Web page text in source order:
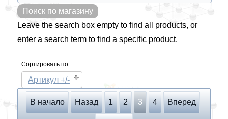
Leave the search box empty to find all products, or
enter a search term to find a specific product.
Сортировать по
Артикул +/-
В начало Назад 1 2 3 4 Вперед